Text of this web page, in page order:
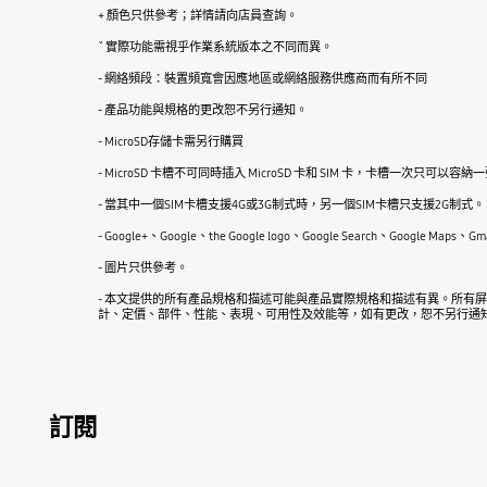
+ 顏色只供參考；詳情請向店員查詢。
ˇ 實際功能需視乎作業系統版本之不同而異。
- 網絡頻段：裝置頻寬會因應地區或網絡服務供應商而有所不同
- 產品功能與規格的更改恕不另行通知。
- MicroSD存儲卡需另行購買
- MicroSD 卡槽不可同時插入 MicroSD 卡和 SIM 卡，卡槽一次只可以容納
- 當其中一個SIM卡槽支援4G或3G制式時，另一個SIM卡槽只支援2G制式。
- Google+、Google、the Google logo、Google Search、Google Maps、
- 圖片只供參考。
- 本文提供的所有產品規格和描述可能與產品實際規格和描述有異。所有
計、定價、部件、性能、表現、可用性及效能等，如有更改，恕不另行通
訂閱